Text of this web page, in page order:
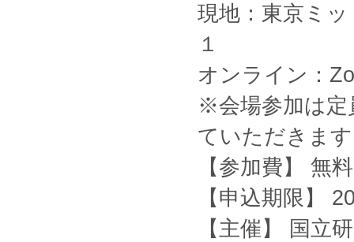
現地：東京ミ
１
オンライン：
※会場参加は定
ていただきま
【参加費】
【申込期限】
【主催】 国立